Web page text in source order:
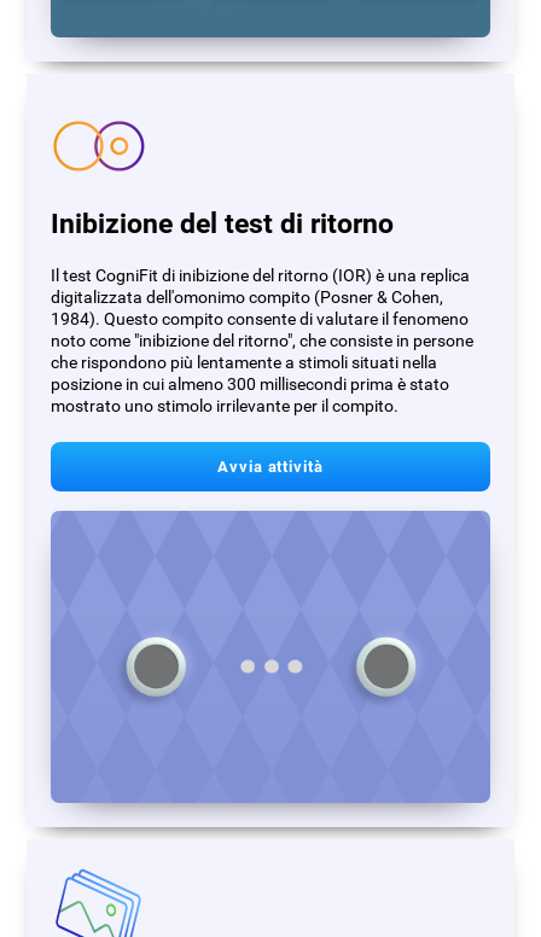
Inibizione del test di ritorno
Il test CogniFit di inibizione del ritorno (IOR) è una replica
digitalizzata dell'omonimo compito (Posner & Cohen,
1984). Questo compito consente di valutare il fenomeno
noto come "inibizione del ritorno", che consiste in persone
che rispondono più lentamente a stimoli situati nella
posizione in cui almeno 300 millisecondi prima è stato
mostrato uno stimolo irrilevante per il compito.
Avvia attività